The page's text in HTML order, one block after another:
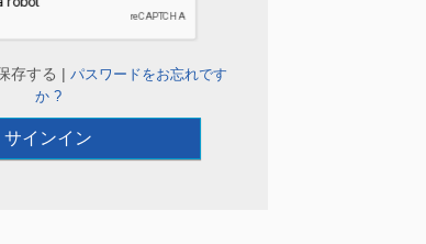
存する |パスワードをお忘れです
か ?